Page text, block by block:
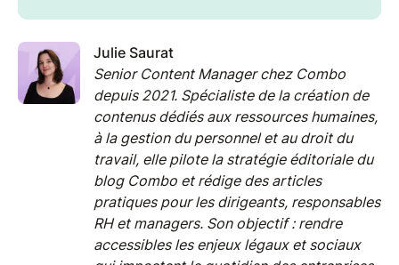
Julie Saurat
Senior Content Manager chez Combo
depuis 2021. Spécialiste de la création de
contenus dédiés aux ressources humaines,
à la gestion du personnel et au droit du
travail, elle pilote la stratégie éditoriale du
blog Combo et rédige des articles
pratiques pour les dirigeants, responsables
RH et managers. Son objectif : rendre
accessibles les enjeux légaux et sociaux